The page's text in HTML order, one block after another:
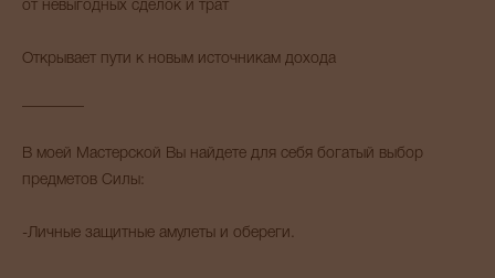
от невыгодных сделок и трат
Открывает пути к новым источникам дохода
В моей Мастерской Вы найдете для себя богатый выбор
предметов Силы:
-Личные защитные амулеты и обереги.